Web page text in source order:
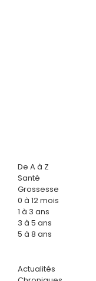
De A à Z
Santé
Grossesse
0 à 12 mois
1 à 3 ans
3 à 5 ans
5 à 8 ans
Actualités